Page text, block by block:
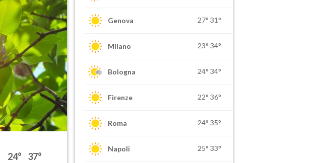
24° 37°
Genova 27° 31°
Milano 23° 34°
Bologna 24° 34°
Firenze 22° 36°
Roma 24° 35°
Napoli 25° 33°